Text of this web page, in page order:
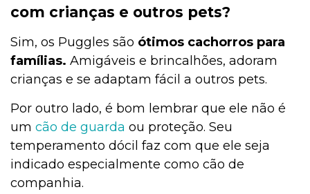
com crianças e outros pets?
Sim, os Puggles são ótimos cachorros para
famílias. Amigáveis e brincalhões, adoram
crianças e se adaptam fácil a outros pets.
Por outro lado, é bom lembrar que ele não é
um cão de guarda ou proteção. Seu
temperamento dócil faz com que ele seja
indicado especialmente como cão de
companhia.